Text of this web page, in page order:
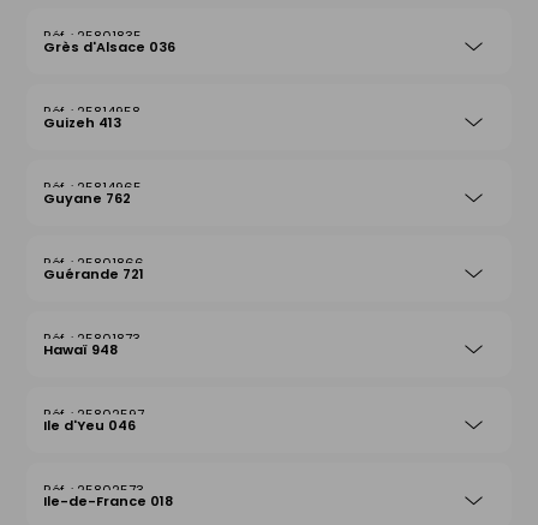
25801835
Grès d'Alsace 036
25814958
Guizeh 413
25814965
Guyane 762
25801866
Guérande 721
25801873
Hawaï 948
25802597
Ile d'Yeu 046
25802573
Ile-de-France 018